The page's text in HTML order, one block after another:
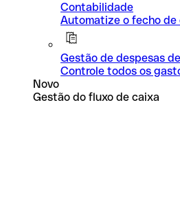
Contabilidade
Automatize o fecho de
Gestão de despesas
Controle todos os
Novo
Gestão do fluxo de caixa